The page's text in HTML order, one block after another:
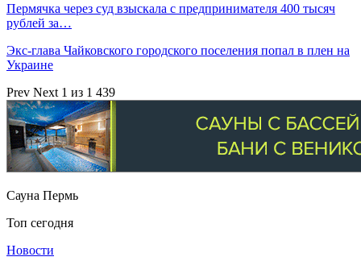
Пермячка через суд взыскала с предпринимателя 400 тысяч
рублей за…
Экс-глава Чайковского городского поселения попал в плен на
Украине
Prev Next 1 из 1 439
Сауна Пермь
Топ сегодня
Новости